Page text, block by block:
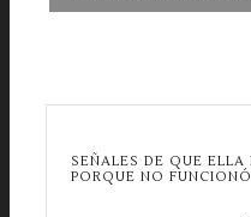
SEÑALES DE QUE
PORQUE NO